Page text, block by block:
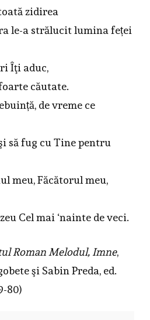
zidirea
le-a strălucit lumina feței
Îţi aduc,
căutate.
de vreme ce
să fug cu Tine pentru
meu, Făcătorul meu,
Cel mai ‘nainte de veci.
Roman Melodul, Imne,
şi Sabin Preda, ed.
80)